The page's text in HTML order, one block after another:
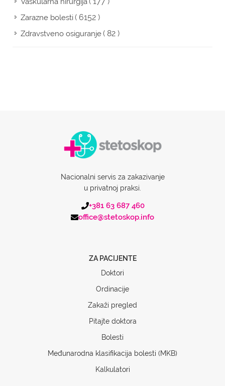
Zarazne bolesti( 6152 )
Zdravstveno osiguranje( 82 )
Nacionalni servis za zakazivanje
u privatnoj praksi.
+381 63 687 460
office@stetoskop.info
ZA PACIJENTE
Doktori
Ordinacije
Zakaži pregled
Pitajte doktora
Bolesti
Međunarodna klasifikacija bolesti (MKB)
Kalkulatori